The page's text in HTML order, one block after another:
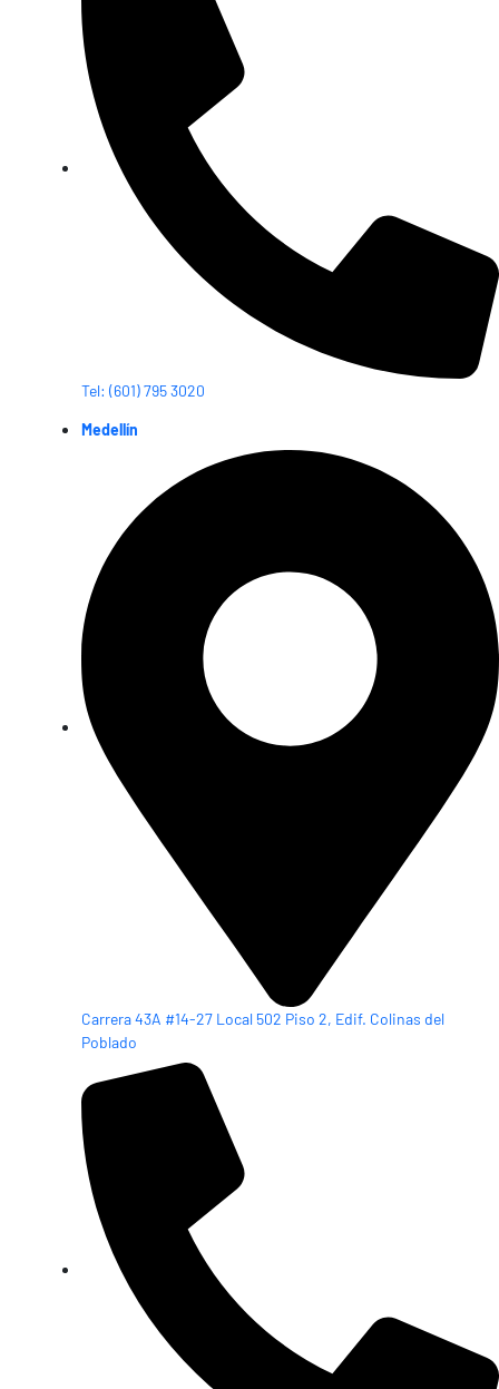
Tel: (601) 795 3020
Medellín
Carrera 43A #14-27 Local 502 Piso 2, Edif. Colinas del
Poblado